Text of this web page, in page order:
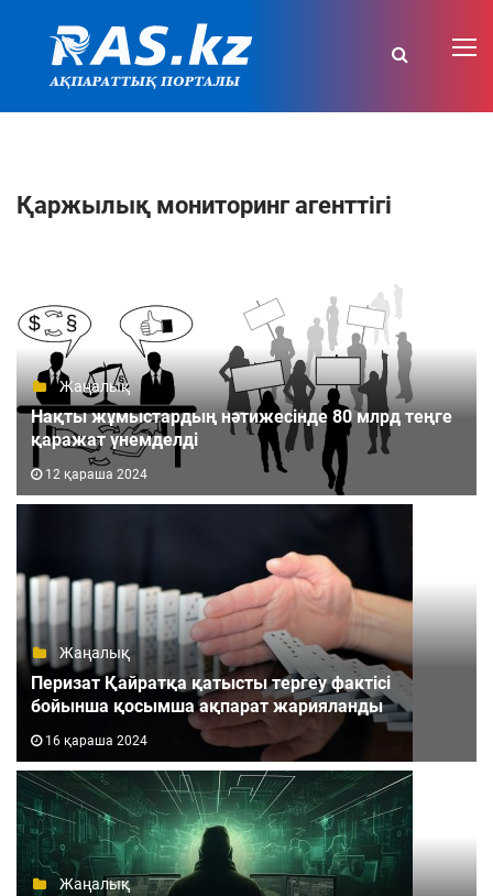
Қаржылық мониторинг агенттігі
Жаңалық
Нақты жұмыстардың нәтижесінде 80 млрд теңге
қаражат үнемделді
12 қараша 2024
Жаңалық
Перизат Қайратқа қатысты тергеу фактісі
бойынша қосымша ақпарат жарияланды
16 қараша 2024
Жаңалық